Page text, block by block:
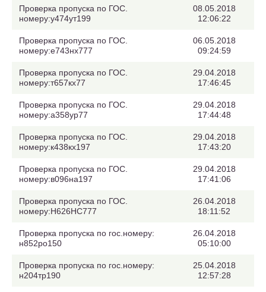
Проверка пропуска по ГОС.
номеру:у474ут199
08.05.2018
12:06:22
Проверка пропуска по ГОС.
номеру:е743нх777
06.05.2018
09:24:59
Проверка пропуска по ГОС.
номеру:т657кх77
29.04.2018
17:46:45
Проверка пропуска по ГОС.
номеру:а358ур77
29.04.2018
17:44:48
Проверка пропуска по ГОС.
номеру:к438кх197
29.04.2018
17:43:20
Проверка пропуска по ГОС.
номеру:в096на197
29.04.2018
17:41:06
Проверка пропуска по ГОС.
номеру:Н626НС777
26.04.2018
18:11:52
Проверка пропуска по гос.номеру:
н852ро150
26.04.2018
05:10:00
Проверка пропуска по гос.номеру:
н204тр190
25.04.2018
12:57:28